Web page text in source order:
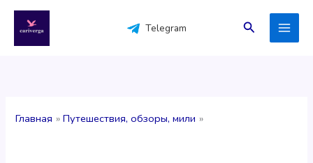
содержимому
Telegram Поиск
Главная Путешествия, обзоры, мили